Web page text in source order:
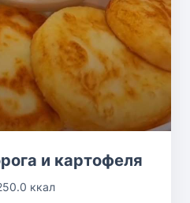
и картофеля
ккал